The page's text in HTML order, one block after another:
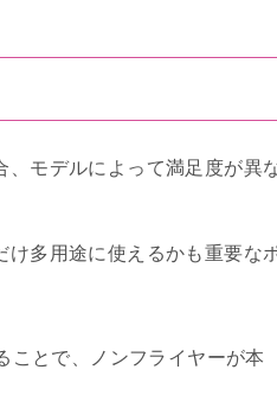
、モデルによって満足度が異
け多用途に使えるかも重要な
ことで、ノンフライヤーが本